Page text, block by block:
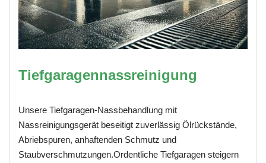
Tiefgaragennassreinigung
Unsere Tiefgaragen-Nassbehandlung mit
Nassreinigungsgerät beseitigt zuverlässig Ölrückstände,
Abriebspuren, anhaftenden Schmutz und
Staubverschmutzungen.Ordentliche Tiefgaragen steigern